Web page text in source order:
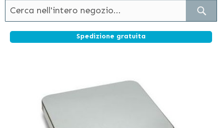
Spedizione gratuita